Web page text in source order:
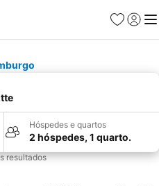
Favoritos
Iniciar
Hóspedes e quartos
2 hóspedes, 1 quarto.
resultados